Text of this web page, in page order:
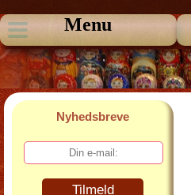
Menu
Nyhedsbreve
Tilmeld